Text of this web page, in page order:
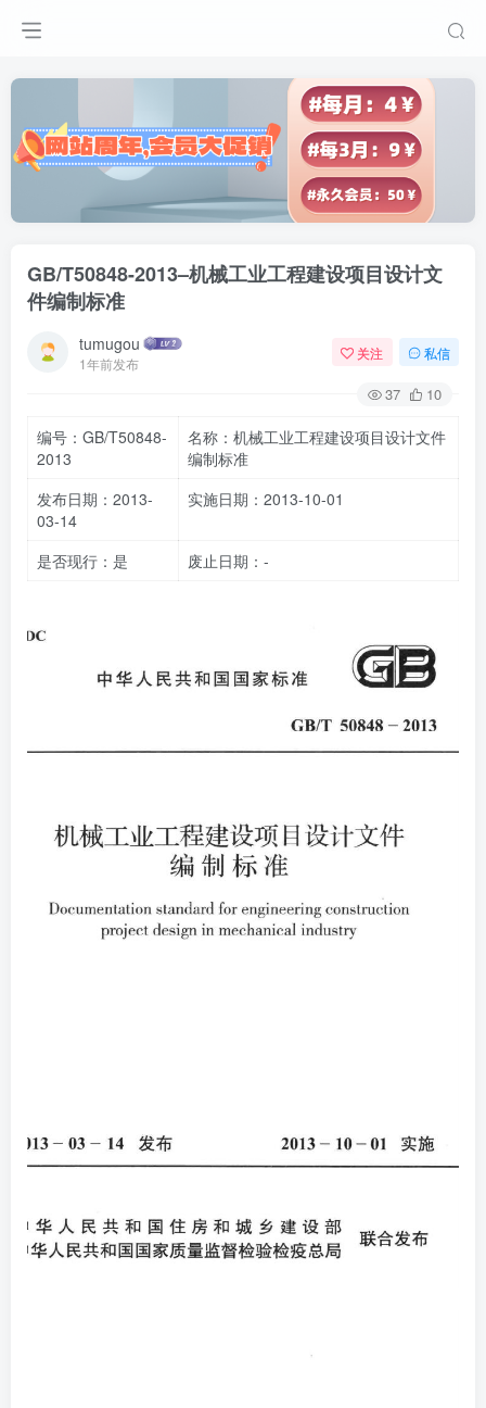
GB/T50848-2013–机械工业工程建设项目设计文
件编制标准
tumugou
1年前发布
关注 私信
37 10
编号：GB/T50848-
2013
名称：机械工业工程建设项目设计文件
编制标准
发布日期：2013-
03-14
实施日期：2013-10-01
是否现行：是 废止日期：-